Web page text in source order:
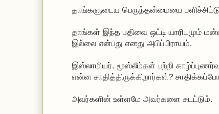
தாங்களுடைய பெருந்தன்மையை
தாங்கள் இந்த பதிவை ஒட்டி யாரிடமும்
இல்லை என்பது எனது அபிப்பிராயம்.
இஸ்லாமியர், மூஸ்லீம்கள் பற்றி
என்ன சாதித்திருக்கிறார்கள்?
அவர்களின் உள்ளமே அவர்களை சுடட்டும்.